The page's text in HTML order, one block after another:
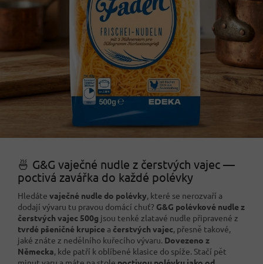
🍜 G&G vaječné nudle z čerstvých vajec —
poctivá zavářka do každé polévky
Hledáte vaječné nudle do polévky, které se nerozvaří a
dodají vývaru tu pravou domácí chuť? G&G polévkové nudle z
čerstvých vajec 500g jsou tenké zlatavé nudle připravené z
tvrdé pšeničné krupice a čerstvých vajec, přesně takové,
jaké znáte z nedělního kuřecího vývaru. Dovezeno z
Německa, kde patří k oblíbené klasice do spíže. Stačí pět